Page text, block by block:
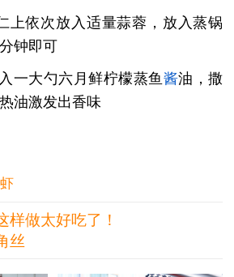
次放入适量蒜蓉，放入蒸锅
钟即可
大勺六月鲜柠檬蒸鱼酱油，撒
油激发出香味
虾
样做太好吃了！
丝